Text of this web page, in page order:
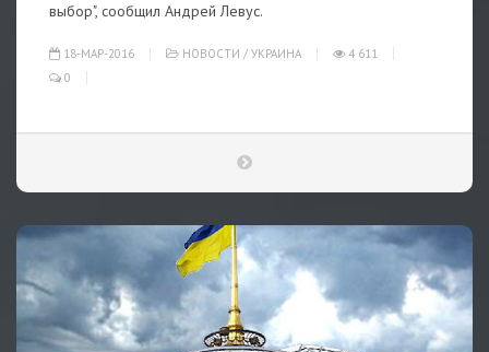
выбор", сообщил Андрей Левус.
18-МАР-2016 НОВОСТИ / УКРАИНА
4 611
0